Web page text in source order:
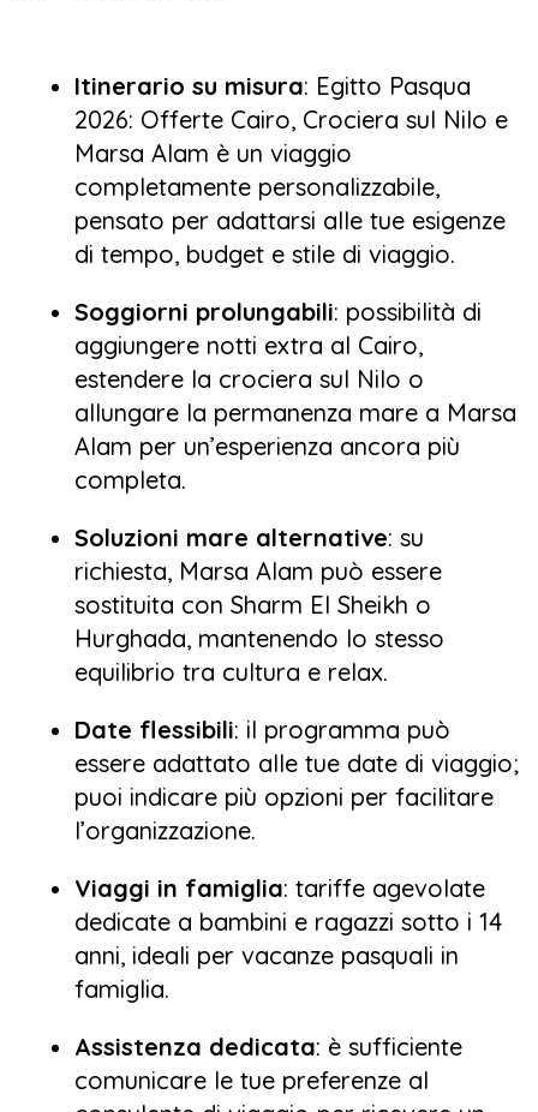
Itinerario su misura: Egitto Pasqua
2026: Offerte Cairo, Crociera sul Nilo e
Marsa Alam è un viaggio
completamente personalizzabile,
pensato per adattarsi alle tue esigenze
di tempo, budget e stile di viaggio.
Soggiorni prolungabili: possibilità di
aggiungere notti extra al Cairo,
estendere la crociera sul Nilo o
allungare la permanenza mare a Marsa
Alam per un’esperienza ancora più
completa.
Soluzioni mare alternative: su
richiesta, Marsa Alam può essere
sostituita con Sharm El Sheikh o
Hurghada, mantenendo lo stesso
equilibrio tra cultura e relax.
Date flessibili: il programma può
essere adattato alle tue date di viaggio;
puoi indicare più opzioni per facilitare
l’organizzazione.
Viaggi in famiglia: tariffe agevolate
dedicate a bambini e ragazzi sotto i 14
anni, ideali per vacanze pasquali in
famiglia.
Assistenza dedicata: è sufficiente
comunicare le tue preferenze al